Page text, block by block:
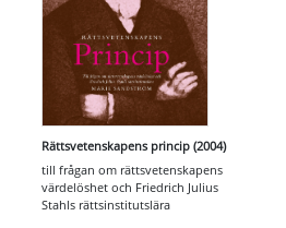
Rättsvetenskapens princip (2004)
till frågan om rättsvetenskapens
värdelöshet och Friedrich Julius
Stahls rättsinstitutslära